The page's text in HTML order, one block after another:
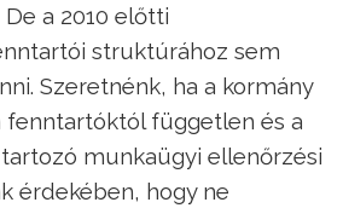
a 2010 előtti
struktúrához sem
Szeretnénk, ha a kormány
fenntartóktól független és a
munkaügyi ellenőrzési
érdekében, hogy ne